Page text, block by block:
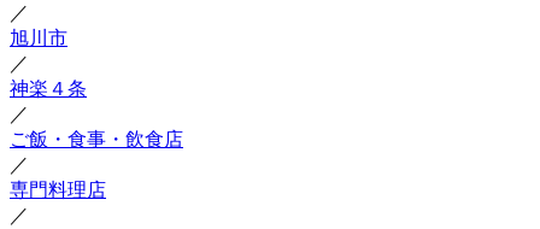
／
旭川市
／
神楽４条
／
ご飯・食事・飲食店
／
専門料理店
／